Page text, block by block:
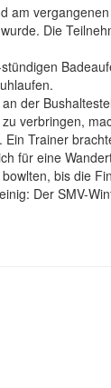
am
Die
der
verbringen,
Trainer
für eine
bis die
Der SMV-